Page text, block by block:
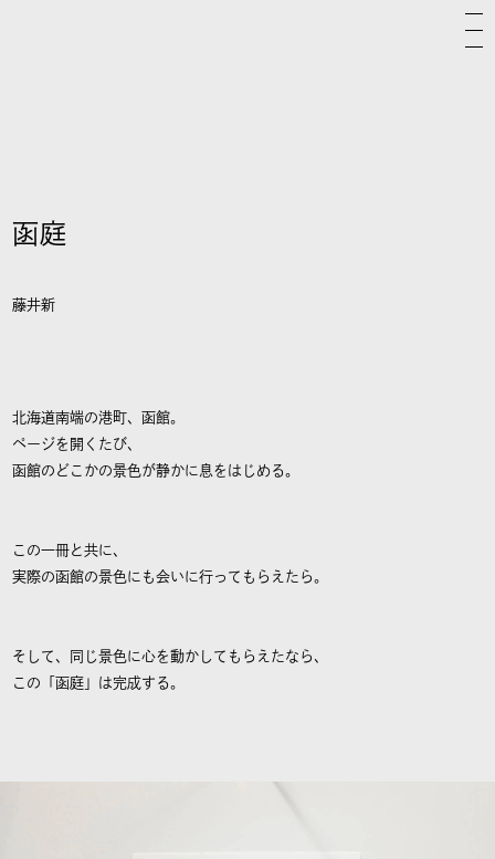
函庭
藤井新
北海道南端の港町、函館。
ページを開くたび、
函館のどこかの景色が静かに息をはじめる。
この一冊と共に、
実際の函館の景色にも会いに行ってもらえたら。
そして、同じ景色に心を動かしてもらえたなら、
この「函庭」は完成する。